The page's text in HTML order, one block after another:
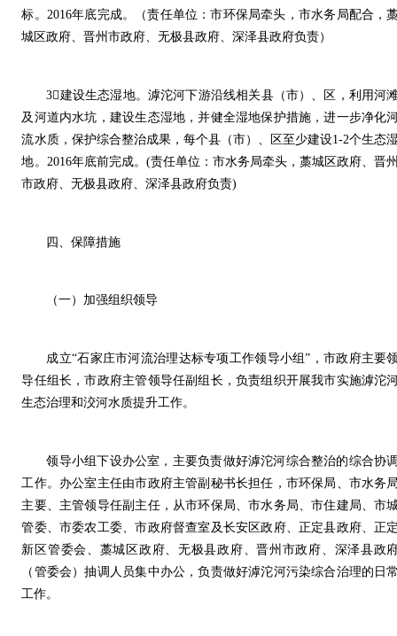
标。2016年底完成。（责任单位：市环保局牵头，市水务局配合，
城区政府、晋州市政府、无极县政府、深泽县政府负责）
3建设生态湿地。滹沱河下游沿线相关县（市）、区，利用河
及河道内水坑，建设生态湿地，并健全湿地保护措施，进一步净化
流水质，保护综合整治成果，每个县（市）、区至少建设1-2个生态
地。2016年底前完成。(责任单位：市水务局牵头，藁城区政府、晋
市政府、无极县政府、深泽县政府负责)
四、保障措施
（一）加强组织领导
成立“石家庄市河流治理达标专项工作领导小组”，市政府主要
导任组长，市政府主管领导任副组长，负责组织开展我市实施滹沱
生态治理和洨河水质提升工作。
领导小组下设办公室，主要负责做好滹沱河综合整治的综合协
工作。办公室主任由市政府主管副秘书长担任，市环保局、市水务
主要、主管领导任副主任，从市环保局、市水务局、市住建局、市
管委、市委农工委、市政府督查室及长安区政府、正定县政府、正
新区管委会、藁城区政府、无极县政府、晋州市政府、深泽县政
（管委会）抽调人员集中办公，负责做好滹沱河污染综合治理的日
工作。